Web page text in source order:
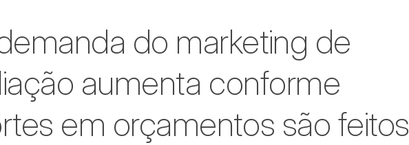
do marketing de
aumenta conforme
em orçamentos são feitos